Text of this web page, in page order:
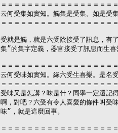
＝＝＝＝＝＝＝＝＝＝＝＝＝＝＝＝＝
云何受集如實知。觸集是受集。如是受
＝＝＝＝＝＝＝＝＝＝＝＝＝＝＝＝＝
受就是觸，就是六受陰接受了訊息，有
集”的集字定義，器官接受了訊息而生
＝＝＝＝＝＝＝＝＝＝＝＝＝＝＝＝＝
云何受味如實知。緣六受生喜樂。是名
＝＝＝＝＝＝＝＝＝＝＝＝＝＝＝＝＝
受味又是怎講？味是什？同學一定還記
啊，對吧？六受有令人喜愛的條件叫受
味”，就是這麼回事。
＝＝＝＝＝＝＝＝＝＝＝＝＝＝＝＝＝